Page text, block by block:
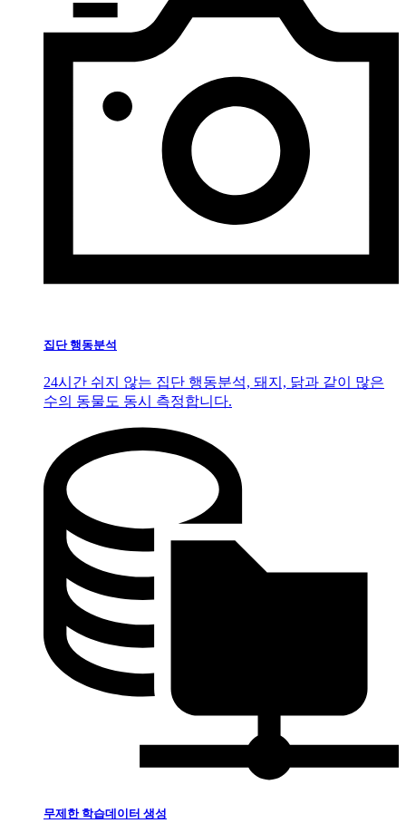
집단 행동분석
24시간 쉬지 않는 집단 행동분석, 돼지, 닭과 같이 많은
수의 동물도 동시 측정합니다.
무제한 학습데이터 생성